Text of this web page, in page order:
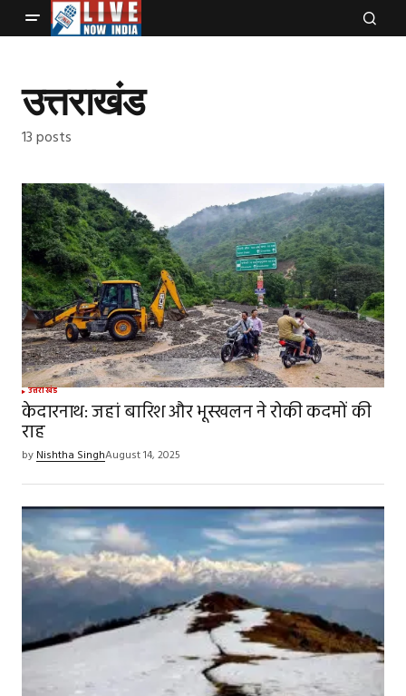
उत्तराखंड
13 posts
उत्तराखंड
केदारनाथ: जहां बारिश और भूस्खलन ने रोकी कदमों की
राह
by Nishtha SinghAugust 14, 2025